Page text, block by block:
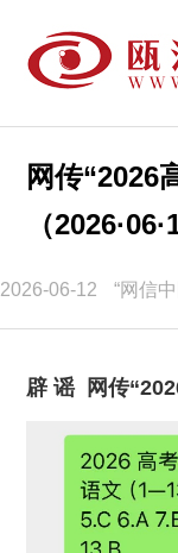
网传“2026
（
2026-06-12 “网信
辟 谣 网传